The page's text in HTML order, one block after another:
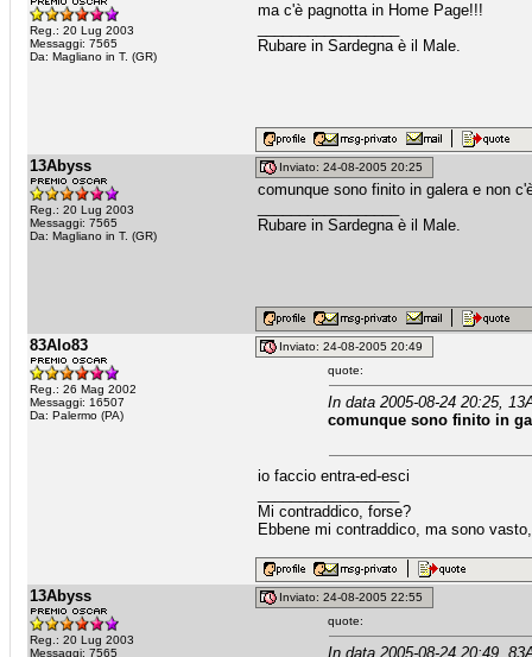
Reg.: 20 Lug 2003
Messaggi: 7565
Da: Magliano in T. (GR)
ma c'è pagnotta in Home Page!!!
Rubare in Sardegna è il Male.
13Abyss
Reg.: 20 Lug 2003
Messaggi: 7565
Da: Magliano in T. (GR)
Inviato: 24-08-2005 20:25
comunque sono finito in galera e non
Rubare in Sardegna è il Male.
83Alo83
Reg.: 26 Mag 2002
Messaggi: 16507
Da: Palermo (PA)
Inviato: 24-08-2005 20:49
quote:
In data 2005-08-24 20:25,
comunque sono finito in
io faccio entra-ed-esci
Mi contraddico, forse?
Ebbene mi contraddico, ma sono
13Abyss
Reg.: 20 Lug 2003
Messaggi: 7565
Inviato: 24-08-2005 22:55
quote:
In data 2005-08-24 20:49,